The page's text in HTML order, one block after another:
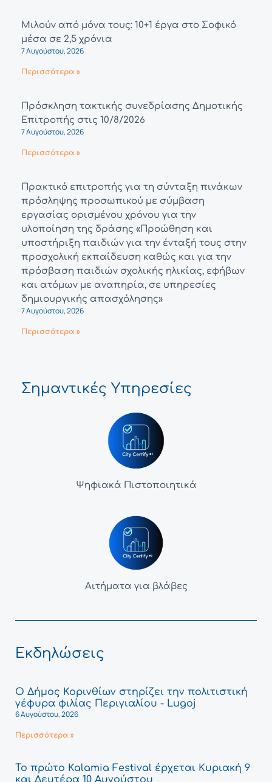
Μιλούν από μόνα τους: 10+1 έργα στο Σοφικό
μέσα σε 2,5 χρόνια
7 Αυγούστου, 2026
Περισσότερα »
Πρόσκληση τακτικής συνεδρίασης Δημοτικής
Επιτροπής στις 10/8/2026
7 Αυγούστου, 2026
Περισσότερα »
Πρακτικό επιτροπής για τη σύνταξη πινάκων
πρόσληψης προσωπικού με σύμβαση
εργασίας ορισμένου χρόνου για την
υλοποίηση της δράσης «Προώθηση και
υποστήριξη παιδιών για την ένταξή τους στην
προσχολική εκπαίδευση καθώς και για την
πρόσβαση παιδιών σχολικής ηλικίας, εφήβων
και ατόμων με αναπηρία, σε υπηρεσίες
δημιουργικής απασχόλησης»
7 Αυγούστου, 2026
Περισσότερα »
Σημαντικές Υπηρεσίες
Ψηφιακά Πιστοποιητικά
Αιτήματα για βλάβες
Εκδηλώσεις
Ο Δήμος Κορινθίων στηρίζει την πολιτιστική
γέφυρα φιλίας Περιγιαλίου - Lugoj
6 Αυγούστου, 2026
Περισσότερα »
Το πρώτο Kalamia Festival έρχεται Κυριακή 9
και Δευτέρα 10 Αυγούστου